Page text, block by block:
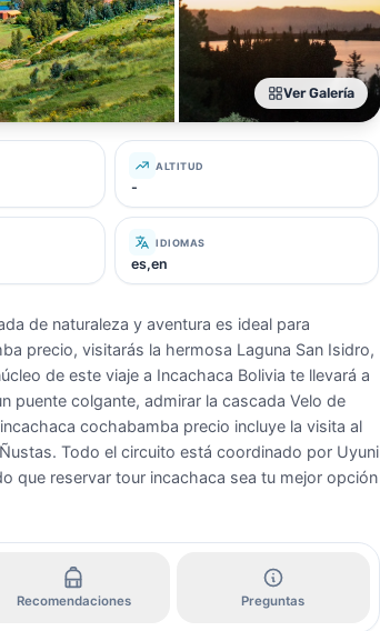
Ver Galería
ALTITUD
-
IDIOMAS
es,en
de naturaleza y aventura es ideal para
precio, visitarás la hermosa Laguna San Isidro,
de este viaje a Incachaca Bolivia te llevará a
puente colgante, admirar la cascada Velo de
cochabamba precio incluye la visita al
Todo el circuito está coordinado por Uyuni
que reservar tour incachaca sea tu mejor opción
Recomendaciones Preguntas